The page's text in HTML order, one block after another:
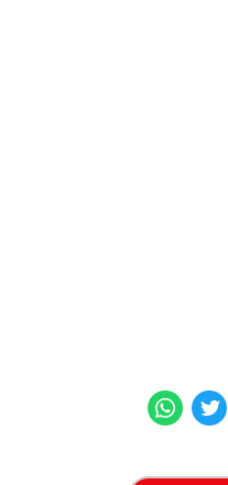
Facebook
Twitter